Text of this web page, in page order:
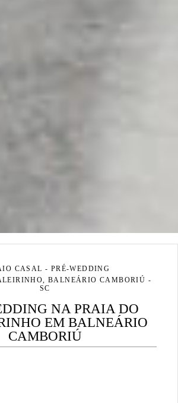
CASAL - PRÉ-WEDDING
BALNEÁRIO CAMBORIÚ -
SC
NA PRAIA DO
EM BALNEÁRIO
CAMBORIÚ